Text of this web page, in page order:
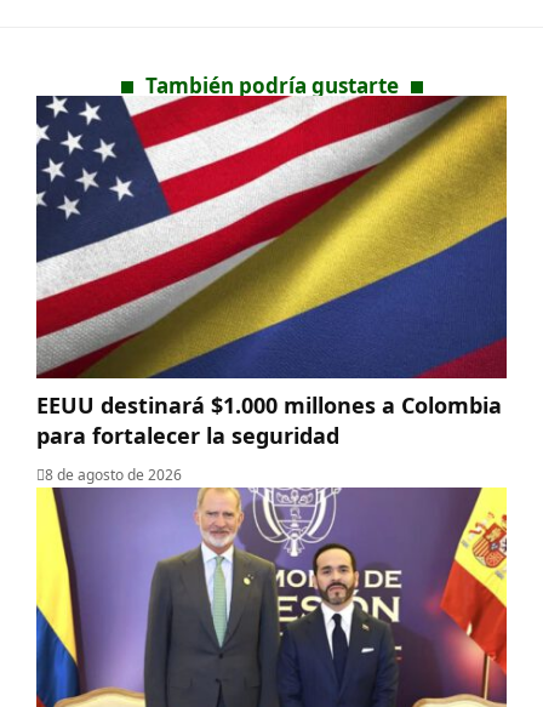
También podría gustarte
EEUU destinará $1.000 millones a Colombia
para fortalecer la seguridad
8 de agosto de 2026